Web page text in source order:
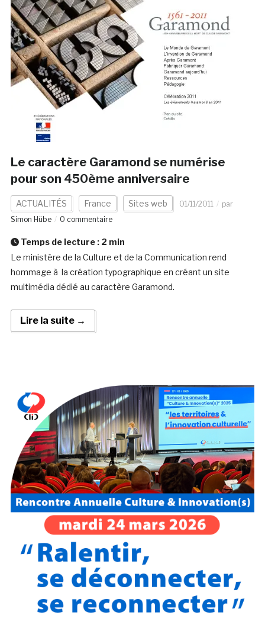
Le caractère Garamond se numérise
pour son 450ème anniversaire
ACTUALITÉS France Sites web 01/11/2011
par
Simon Hübe
0 commentaire
Temps de lecture : 2 min
Le ministère de la Culture et de la Communication rend
hommage à la création typographique en créant un site
multimédia dédié au caractère Garamond.
Lire la suite →